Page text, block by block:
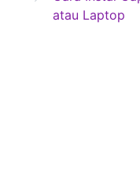
atau Laptop